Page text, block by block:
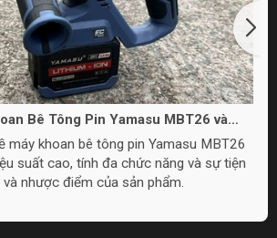
Bê Tông Pin Yamasu MBT26 và
máy khoan bê tông pin Yamasu MBT26
suất cao, tính đa chức năng và sự tiện
nhược điểm của sản phẩm.